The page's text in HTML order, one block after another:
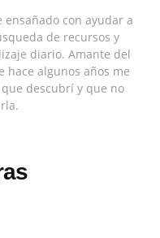
con ayudar a
de recursos y
diario. Amante del
hace algunos años me
descubrí y que no